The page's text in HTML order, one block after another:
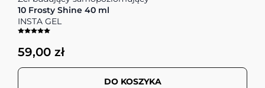
10 Frosty Shine 40 ml
INSTA GEL
59,00 zł
DO KOSZYKA